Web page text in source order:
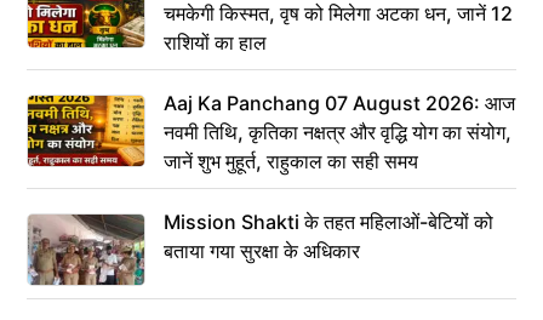
चमकेगी किस्मत, वृष को मिलेगा अटका धन, जानें 12
राशियों का हाल
Aaj Ka Panchang 07 August 2026: आज
नवमी तिथि, कृतिका नक्षत्र और वृद्धि योग का संयोग,
जानें शुभ मुहूर्त, राहुकाल का सही समय
Mission Shakti के तहत महिलाओं-बेटियों को
बताया गया सुरक्षा के अधिकार